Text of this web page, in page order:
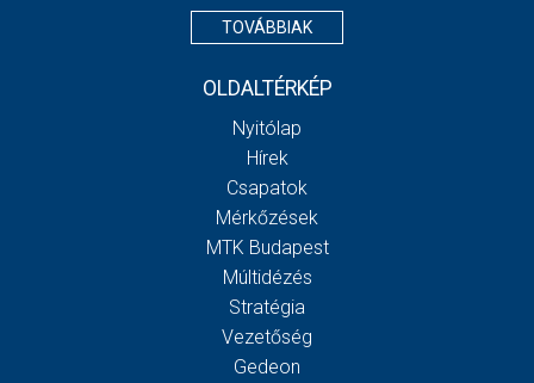
TOVÁBBIAK
OLDALTÉRKÉP
Nyitólap
Hírek
Csapatok
Mérkőzések
MTK Budapest
Múltidézés
Stratégia
Vezetőség
Gedeon